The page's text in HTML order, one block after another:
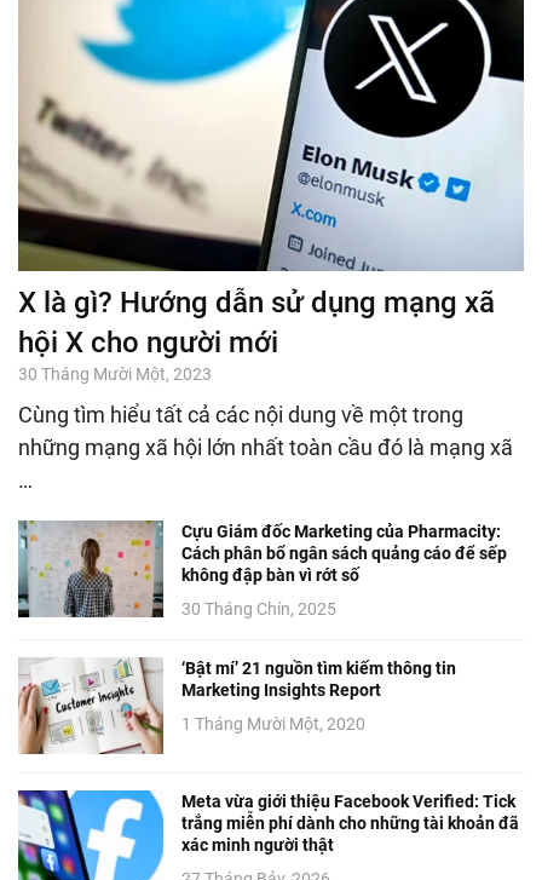
X là gì? Hướng dẫn sử dụng mạng xã
hội X cho người mới
30 Tháng Mười Một, 2023
Cùng tìm hiểu tất cả các nội dung về một trong
những mạng xã hội lớn nhất toàn cầu đó là mạng xã
…
Cựu Giám đốc Marketing của Pharmacity:
Cách phân bổ ngân sách quảng cáo để sếp
không đập bàn vì rớt số
30 Tháng Chín, 2025
‘Bật mí’ 21 nguồn tìm kiếm thông tin
Marketing Insights Report
1 Tháng Mười Một, 2020
Meta vừa giới thiệu Facebook Verified: Tick
trắng miễn phí dành cho những tài khoản đã
xác minh người thật